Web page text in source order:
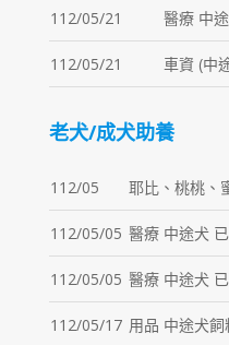
112/05/21 醫療 中
112/05/21 車資 (中
老犬/成犬助養
112/05 耶比、桃桃、
112/05/05 醫療 中途犬
112/05/05 醫療 中途犬
112/05/17 用品 中途犬飼